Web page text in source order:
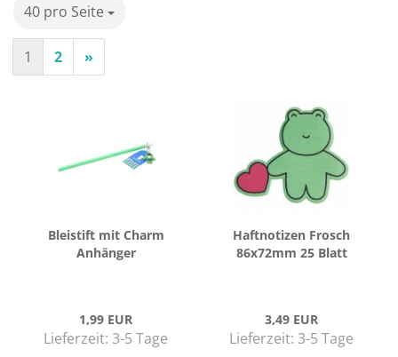
40 pro Seite
pro Seite
1 2 »
Blei­stift mit Charm
An­hän­ger
1,99 EUR
Lieferzeit: 3-5 Tage
Haft­no­ti­zen Frosch
86x72mm 25 Blatt
3,49 EUR
Lieferzeit: 3-5 Tage